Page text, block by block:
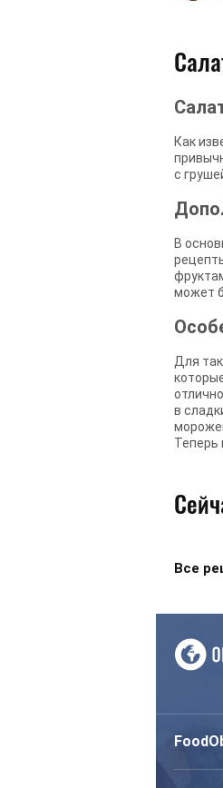
Как
с
В
может
Для
в
Теперь
Все